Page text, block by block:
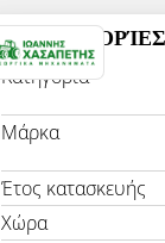
ΠΛΗΡΟΦΟΡΊΕΣ
Κατηγορία
Μάρκα
Έτος κατασκευής
Χώρα